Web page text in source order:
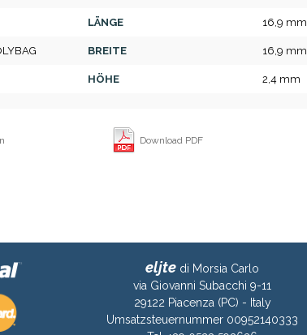
LÄNGE 16,9 mm
BREITE 16,9 mm
HÖHE 2,4 mm
Download PDF
eljte di Morsia Carlo
via Giovanni Subacchi 9-11
29122 Piacenza (PC) - Italy
Umsatzsteuernummer 00952140333